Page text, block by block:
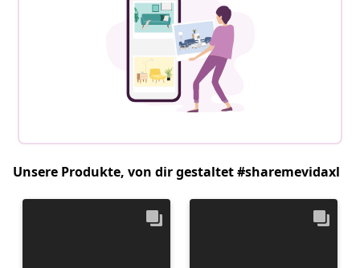
Unsere Produkte, von dir gestaltet #sharemevidaxl